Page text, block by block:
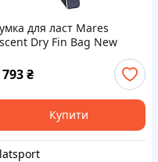
для ласт Mares
Dry Fin Bag New
₴
Купити